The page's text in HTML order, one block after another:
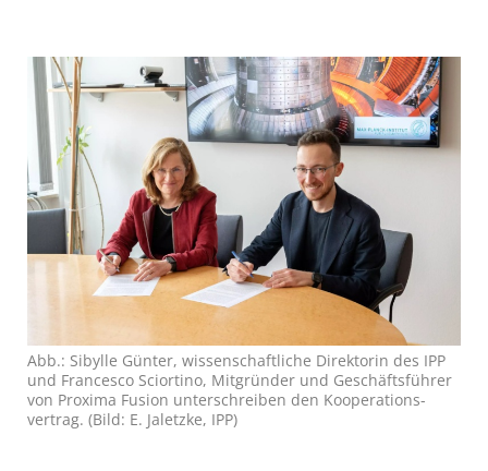
Abb.: Sibylle Günter, wissen­schaftliche Direktorin des IPP
und Francesco Sciortino, Mitgründer und Geschäfts­führer
von Proxima Fusion unterschreiben den Kooperations­
vertrag. (Bild: E. Jaletzke, IPP)